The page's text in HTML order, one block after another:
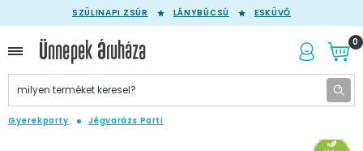
SZÜLINAPI ZSÚR LÁNYBÚCSÚ ESKÜVŐ
0
Gyerekparty Jégvarázs Parti